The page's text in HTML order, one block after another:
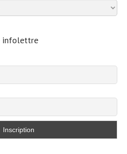
infolettre